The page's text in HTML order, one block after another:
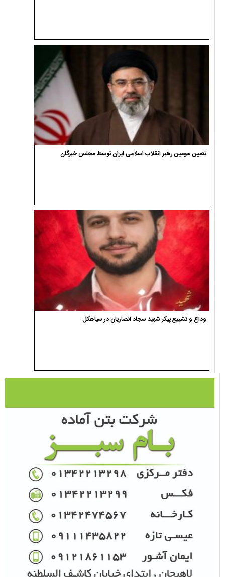
تعیین سومین رهبر انقلاب اسلامی ایران توسط مجلس خبرگان
وداع و تشییع پیکر شهید سجاد انصاریان در سیاهکل